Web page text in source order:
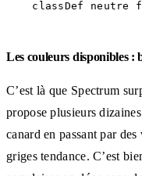
Les couleurs disponibles
C’est là que Spectrum
propose plusieurs
canard en passant par
griges tendance. C’est